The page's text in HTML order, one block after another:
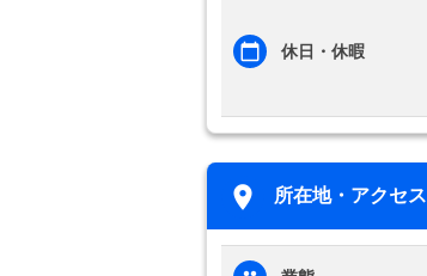
休日・休暇
所在地・アクセス